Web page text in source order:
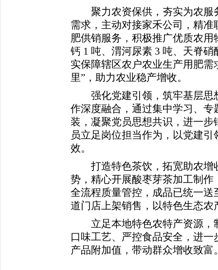
聚力农资保供，夯实为农服
需求，主动对接家禾公司，精
肥供销服务，积极推广优质农
钙 1 吨、渭河尿素 3 吨、天脊
实保障辖区农户农业生产用肥
里”，助力农业稳产增收。
强化党建引领，筑牢基层思
作深度融合，通过集中学习、
装，凝聚党员思想共识，进一
员立足岗位担当作为，以党建
效。
打造特色茶饮，拓宽助农增
势，精心开展酸枣芽茶加工制
全流程质量管控，成品已统一
道门店上架销售，以特色生态
立足本地特色农特产资源，
口味工艺、严控食品安全，进
产品附加值，带动群众增收致富